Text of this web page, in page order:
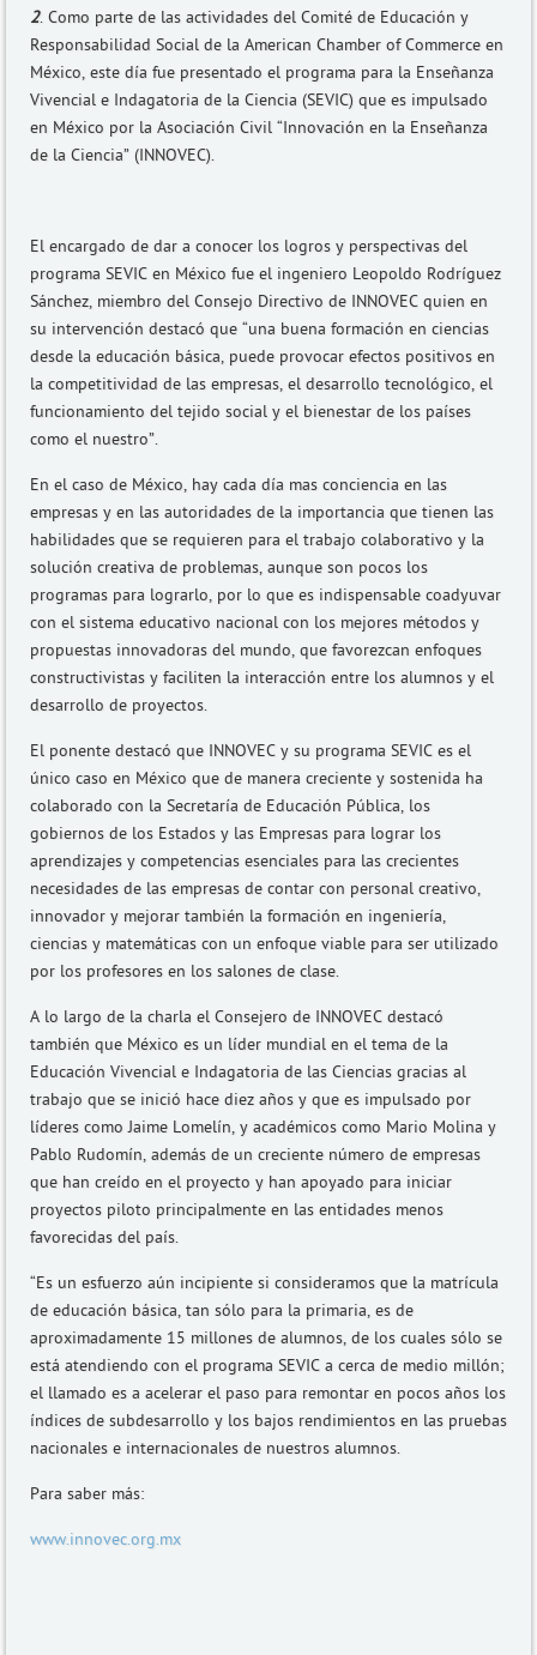
2. Como parte de las actividades del Comité de Educación y
Responsabilidad Social de la American Chamber of Commerce en
México, este día fue presentado el programa para la Enseñanza
Vivencial e Indagatoria de la Ciencia (SEVIC) que es impulsado
en México por la Asociación Civil “Innovación en la Enseñanza
de la Ciencia” (INNOVEC).
El encargado de dar a conocer los logros y perspectivas del
programa SEVIC en México fue el ingeniero Leopoldo Rodríguez
Sánchez, miembro del Consejo Directivo de INNOVEC quien en
su intervención destacó que “una buena formación en ciencias
desde la educación básica, puede provocar efectos positivos en
la competitividad de las empresas, el desarrollo tecnológico, el
funcionamiento del tejido social y el bienestar de los países
como el nuestro”.
En el caso de México, hay cada día mas conciencia en las
empresas y en las autoridades de la importancia que tienen las
habilidades que se requieren para el trabajo colaborativo y la
solución creativa de problemas, aunque son pocos los
programas para lograrlo, por lo que es indispensable coadyuvar
con el sistema educativo nacional con los mejores métodos y
propuestas innovadoras del mundo, que favorezcan enfoques
constructivistas y faciliten la interacción entre los alumnos y el
desarrollo de proyectos.
El ponente destacó que INNOVEC y su programa SEVIC es el
único caso en México que de manera creciente y sostenida ha
colaborado con la Secretaría de Educación Pública, los
gobiernos de los Estados y las Empresas para lograr los
aprendizajes y competencias esenciales para las crecientes
necesidades de las empresas de contar con personal creativo,
innovador y mejorar también la formación en ingeniería,
ciencias y matemáticas con un enfoque viable para ser utilizado
por los profesores en los salones de clase.
A lo largo de la charla el Consejero de INNOVEC destacó
también que México es un líder mundial en el tema de la
Educación Vivencial e Indagatoria de las Ciencias gracias al
trabajo que se inició hace diez años y que es impulsado por
líderes como Jaime Lomelín, y académicos como Mario Molina y
Pablo Rudomín, además de un creciente número de empresas
que han creído en el proyecto y han apoyado para iniciar
proyectos piloto principalmente en las entidades menos
favorecidas del país.
“Es un esfuerzo aún incipiente si consideramos que la matrícula
de educación básica, tan sólo para la primaria, es de
aproximadamente 15 millones de alumnos, de los cuales sólo se
está atendiendo con el programa SEVIC a cerca de medio millón;
el llamado es a acelerar el paso para remontar en pocos años los
índices de subdesarrollo y los bajos rendimientos en las pruebas
nacionales e internacionales de nuestros alumnos.
Para saber más:
www.innovec.org.mx